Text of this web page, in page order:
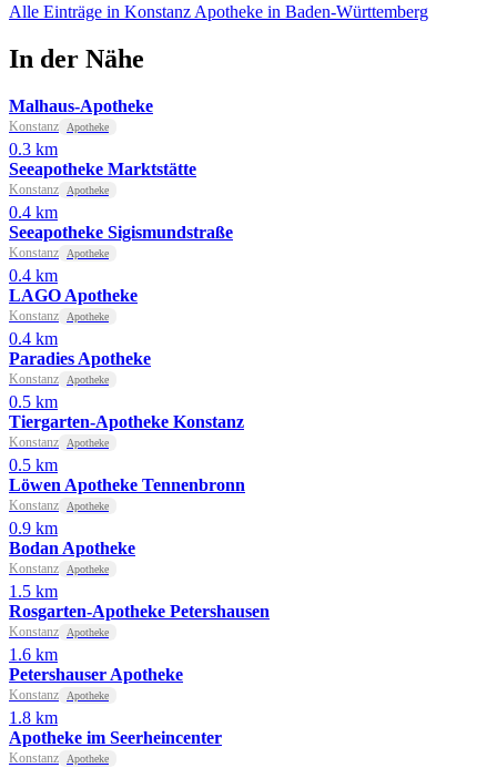
Alle Einträge in Konstanz Apotheke in Baden-Württemberg
In der Nähe
Malhaus-Apotheke
Konstanz Apotheke
0.3 km
Seeapotheke Marktstätte
Konstanz Apotheke
0.4 km
Seeapotheke Sigismundstraße
Konstanz Apotheke
0.4 km
LAGO Apotheke
Konstanz Apotheke
0.4 km
Paradies Apotheke
Konstanz Apotheke
0.5 km
Tiergarten-Apotheke Konstanz
Konstanz Apotheke
0.5 km
Löwen Apotheke Tennenbronn
Konstanz Apotheke
0.9 km
Bodan Apotheke
Konstanz Apotheke
1.5 km
Rosgarten-Apotheke Petershausen
Konstanz Apotheke
1.6 km
Petershauser Apotheke
Konstanz Apotheke
1.8 km
Apotheke im Seerheincenter
Konstanz Apotheke